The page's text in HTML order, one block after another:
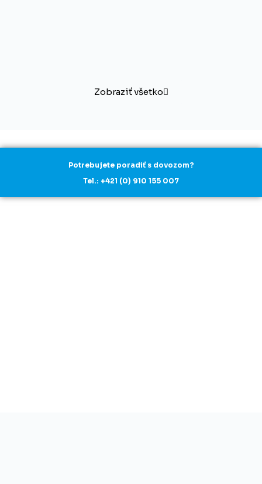
Zobraziť všetko
Potrebujete poradiť s dovozom?
Tel.: +421 (0) 910 155 007